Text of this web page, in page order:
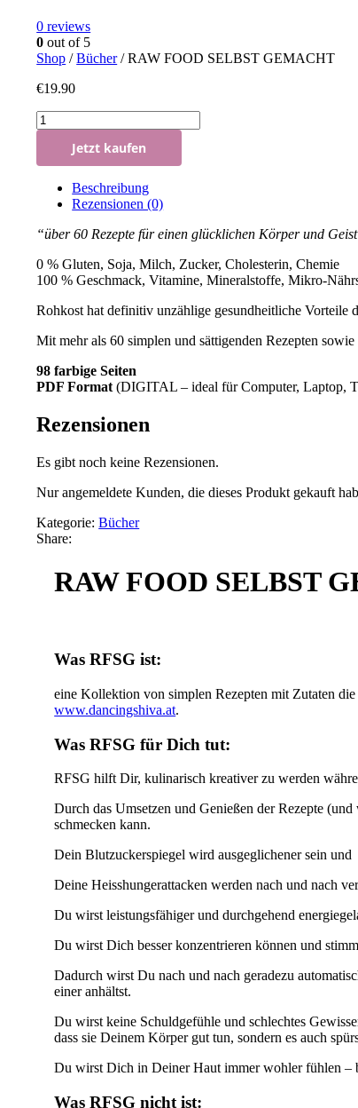
0 reviews
0 out of 5
Shop /Bücher/ RAW FOOD SELBST GEMACHT
€19.90
RAW
FOOD
SELBST
GEMACHT
Anzahl
Jetzt kaufen
Beschreibung
Rezensionen (0)
“über 60 Rezepte für einen glücklichen Körper und
0 % Gluten, Soja, Milch, Zucker, Cholesterin, Chemie
100 % Geschmack, Vitamine, Mineralstoffe, Mikro-
Rohkost hat definitiv unzählige gesundheitliche
Mit mehr als 60 simplen und sättigenden Rezepten
98 farbige Seiten
PDF Format (DIGITAL – ideal für Computer, Laptop,
Rezensionen
Es gibt noch keine Rezensionen.
Nur angemeldete Kunden, die dieses Produkt gekauft
Kategorie:Bücher
Share:
RAW FOOD SELBST
Was RFSG ist:
eine Kollektion von simplen Rezepten mit Zutaten
www.dancingshiva.at.
Was RFSG für Dich tut:
RFSG hilft Dir, kulinarisch kreativer zu werden
Durch das Umsetzen und Genießen der Rezepte
schmecken kann.
Dein Blutzuckerspiegel wird ausgeglichener sein und
Deine Heisshungerattacken werden nach und nach
Du wirst leistungsfähiger und durchgehend
Du wirst Dich besser konzentrieren können und
Dadurch wirst Du nach und nach geradezu
einer anhältst.
Du wirst keine Schuldgefühle und schlechtes
dass sie Deinem Körper gut tun, sondern es auch
Du wirst Dich in Deiner Haut immer wohler fühlen –
Was RFSG nicht ist: